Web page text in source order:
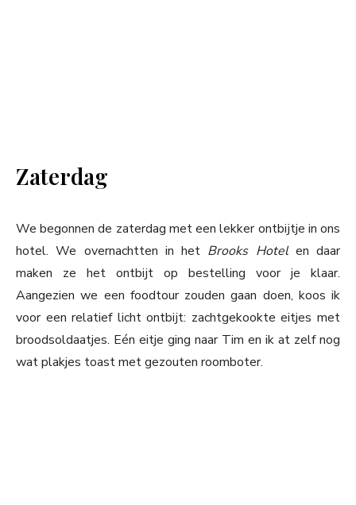
Zaterdag
We begonnen de zaterdag met een lekker ontbijtje in ons
hotel. We overnachtten in het Brooks Hotel en daar
maken ze het ontbijt op bestelling voor je klaar.
Aangezien we een foodtour zouden gaan doen, koos ik
voor een relatief licht ontbijt: zachtgekookte eitjes met
broodsoldaatjes. Eén eitje ging naar Tim en ik at zelf nog
wat plakjes toast met gezouten roomboter.